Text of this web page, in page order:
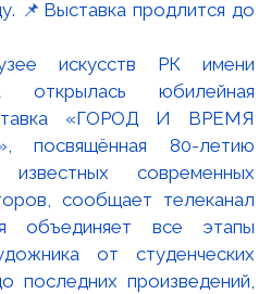
искусств РК имени
открылась юбилейная
«ГОРОД И ВРЕМЯ
80-летию
современных
сообщает телеканал
объединяет все этапы
от студенческих
последних произведений,